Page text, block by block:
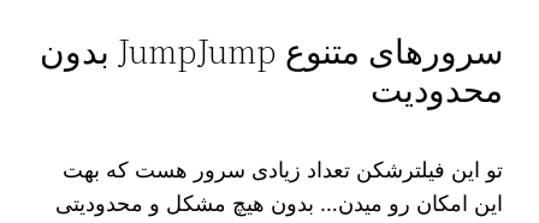
سرورهای متنوع JumpJump بدون
محدودیت
تو این فیلترشکن تعداد زیادی سرور هست که بهت
این امکان رو میدن… بدون هیچ مشکل و محدودیتی